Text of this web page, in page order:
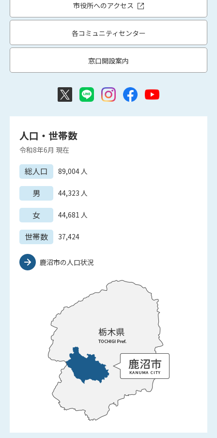
市役所へのアクセス
各コミュニティセンター
窓口開設案内
人口・世帯数
令和8年6月 現在
総人口 89,004人
男 44,323 人
女 44,681 人
世帯数 37,424
鹿沼市の人口状況